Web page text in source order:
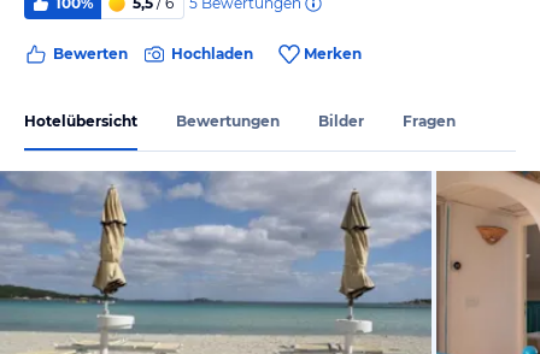
Bewerten Hochladen Merken
Hotelübersicht Bewertungen Bilder Fragen